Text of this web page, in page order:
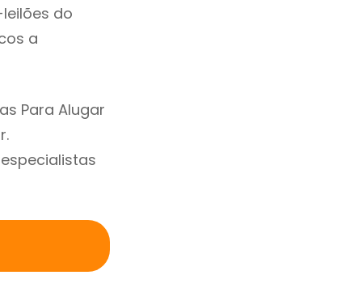
do
a
Para Alugar